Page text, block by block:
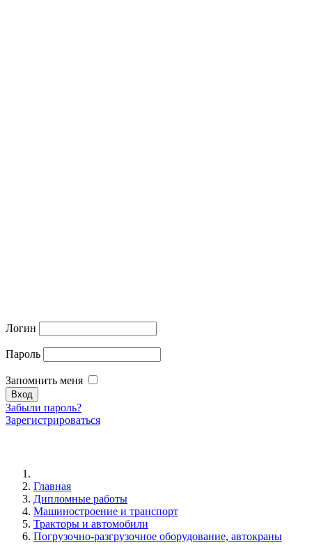
Логин
Пароль
Запомнить меня
Забыли пароль?
Зарегистрироваться
Главная
Дипломные работы
Машиностроение и транспорт
Тракторы и автомобили
Погрузочно-разгрузочное оборудование, автокраны